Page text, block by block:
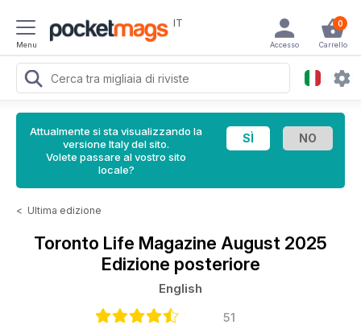
Menu
IT 0
Carrello
Accesso
Attualmente si sta visualizzando la
versione Italy del sito.
Volete passare al vostro sito
locale?
< Ultima edizione
Toronto Life Magazine August 2025
Edizione posteriore
English
51